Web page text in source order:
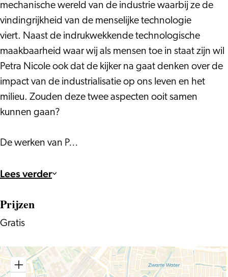
mechanische wereld van de industrie waarbij ze de
vindingrijkheid van de menselijke technologie
viert. Naast de indrukwekkende technologische
maakbaarheid waar wij als mensen toe in staat zijn wil
Petra Nicole ook dat de kijker na gaat denken over de
impact van de industrialisatie op ons leven en het
milieu. Zouden deze twee aspecten ooit samen
kunnen gaan?
De werken van P…
Lees verder
Prijzen
Gratis